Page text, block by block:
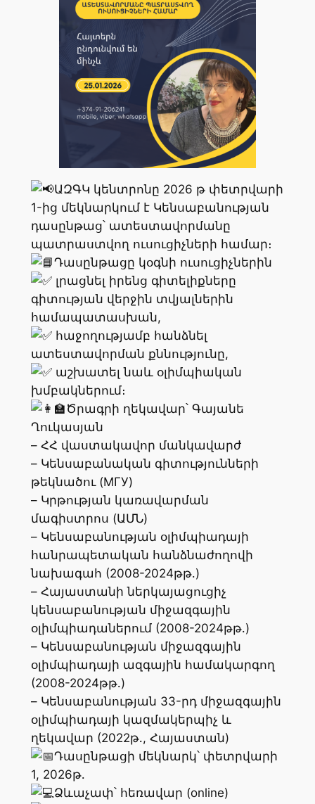
ԱԶԳԿ կենտրոնը 2026 թ փետրվարի
1-ից մեկնարկում է Կենսաբանության
դասընթաց՝ ատեստավորմանը
պատրաստվող ուսուցիչների համար։
Դասընթացը կօգնի ուսուցիչներին
լրացնել իրենց գիտելիքները
գիտության վերջին տվյալներին
համապատասխան,
հաջողությամբ հանձնել
ատեստավորման քննությունը,
աշխատել նաև օլիմպիական
խմբակներում։
Ծրագրի ղեկավար՝ Գայանե
Ղուկասյան
– ՀՀ վաստակավոր մանկավարժ
– Կենսաբանական գիտությունների
թեկնածու (МГУ)
– Կրթության կառավարման
մագիստրոս (ԱՄՆ)
– Կենսաբանության օլիմպիադայի
հանրապետական հանձնաժողովի
նախագահ (2008-2024թթ․)
– Հայաստանի ներկայացուցիչ
կենսաբանության միջազգային
օլիմպիադաներում (2008-2024թթ․)
– Կենսաբանության միջազգային
օլիմպիադայի ազգային համակարգող
(2008-2024թթ․)
– Կենսաբանության 33-րդ միջազգային
օլիմպիադայի կազմակերպիչ և
ղեկավար (2022թ․, Հայաստան)
Դասընթացի մեկնարկ՝ փետրվարի
1, 2026թ․
Ձևաչափ՝ հեռավար (online)